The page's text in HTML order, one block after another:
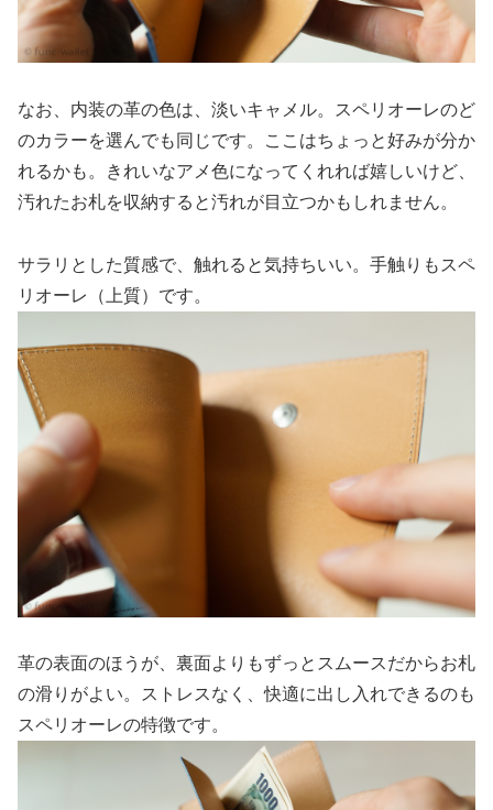
なお、内装の革の色は、淡いキャメル。スペリオーレのど
のカラーを選んでも同じです。ここはちょっと好みが分か
れるかも。きれいなアメ色になってくれれば嬉しいけど、
汚れたお札を収納すると汚れが目立つかもしれません。
サラリとした質感で、触れると気持ちいい。手触りもスペ
リオーレ（上質）です。
革の表面のほうが、裏面よりもずっとスムースだからお札
の滑りがよい。ストレスなく、快適に出し入れできるのも
スペリオーレの特徴です。